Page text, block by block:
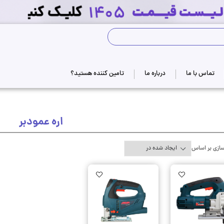
تماس با ما درباره ما تامین کننده هستید؟
اره عمودبر
بر اساس
AddToWishlist
AddToWishlist